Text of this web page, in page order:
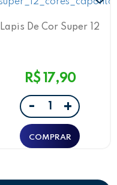
Lapis De Cor Super 12
R$ 17,90
- +